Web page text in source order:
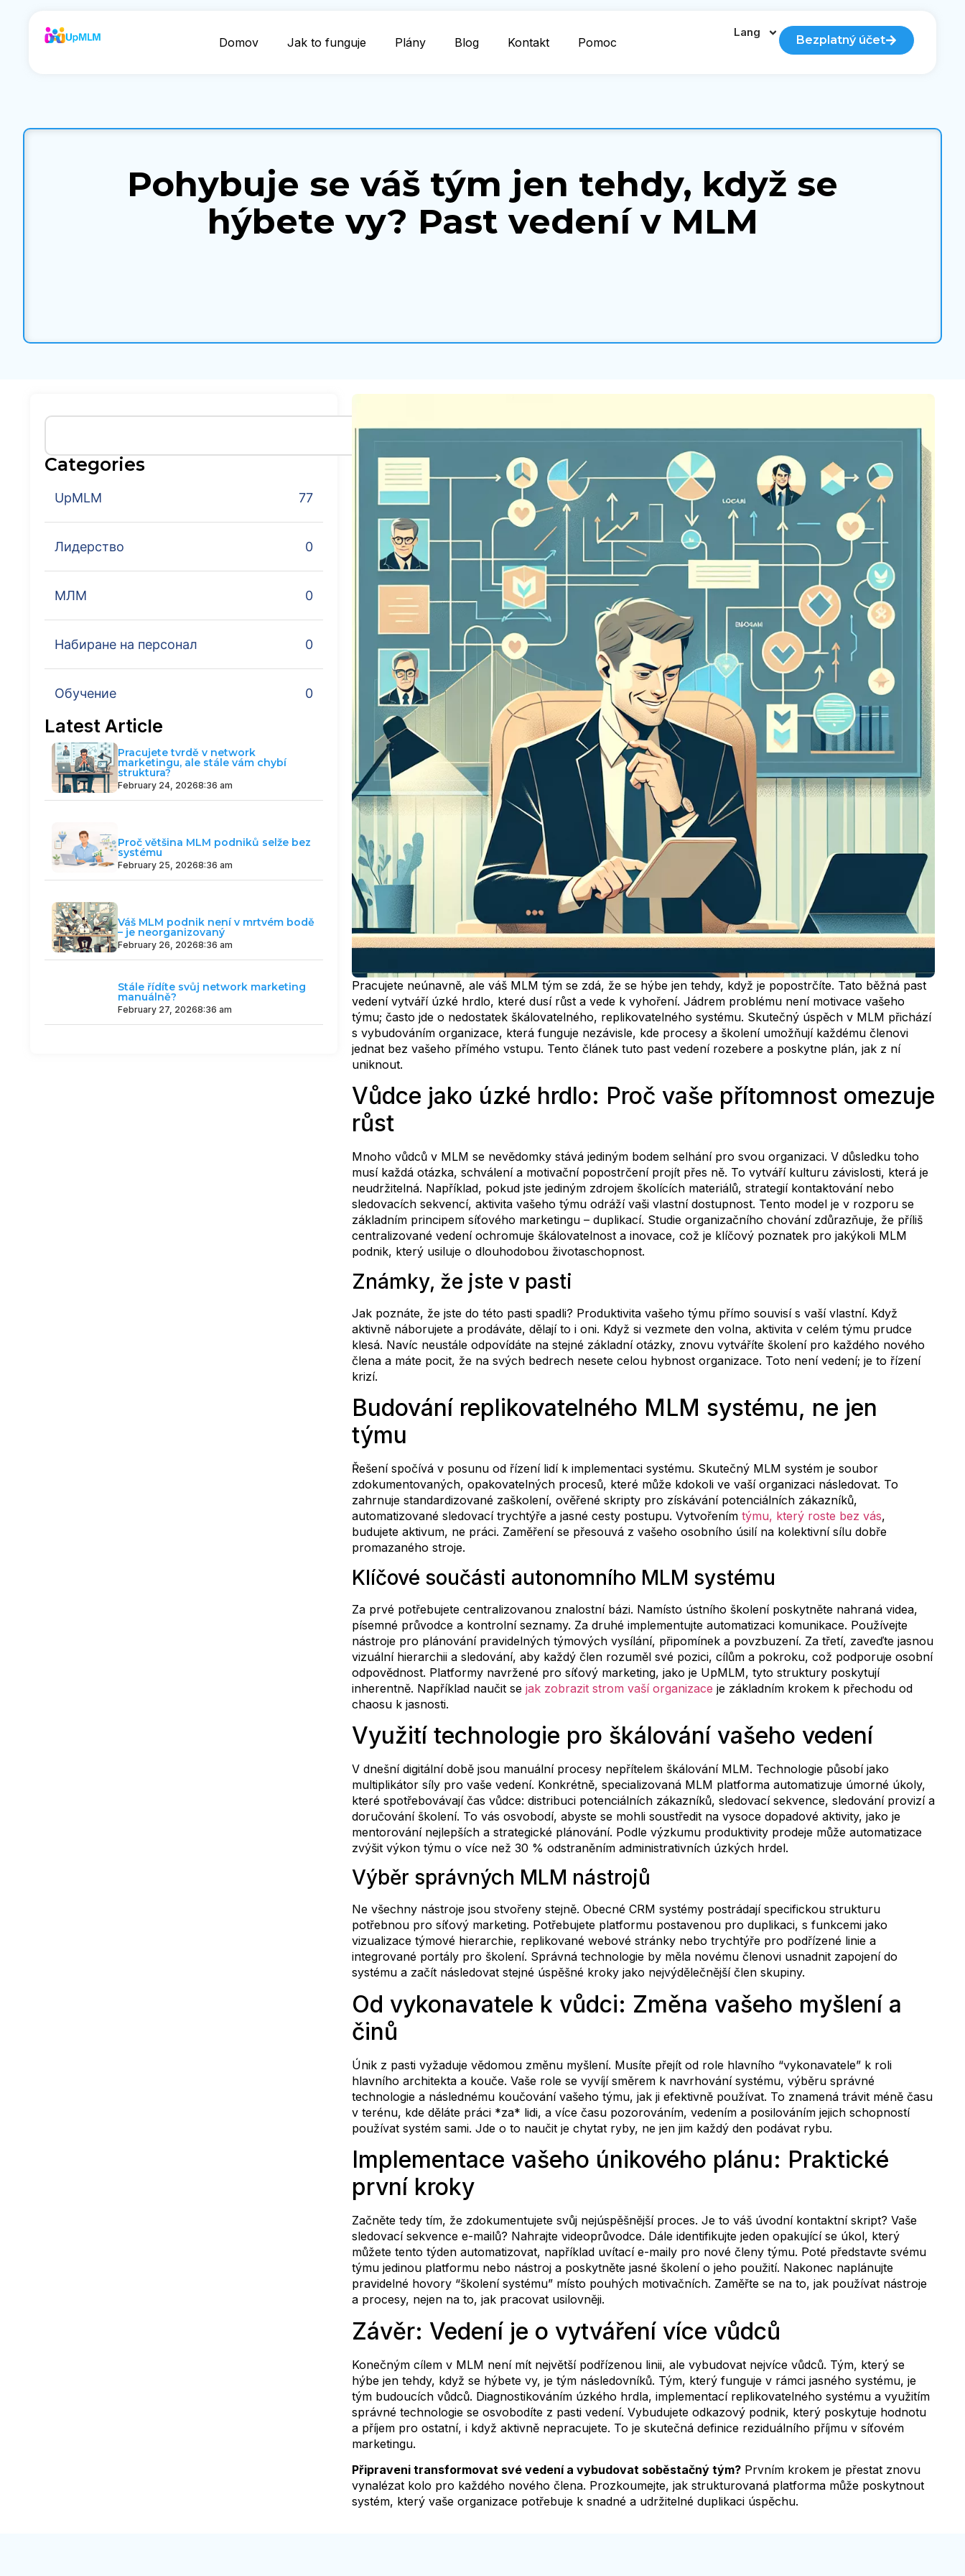
Domov Jak to funguje Plány Blog Kontakt Pomoc
Lang
Bezplatný účet
Pohybuje se váš tým jen tehdy, když se
hýbete vy? Past vedení v MLM
Categories
UpMLM 77
Лидерство 0
МЛМ 0
Набиране на персонал 0
Обучение 0
Latest Article
February 24, 20268:36 am
Pracujete tvrdě v network
marketingu, ale stále vám chybí
struktura?
February 25, 20268:36 am
Proč většina MLM podniků selže bez
systému
February 26, 20268:36 am
Váš MLM podnik není v mrtvém bodě
– je neorganizovaný
February 27, 20268:36 am
Stále řídíte svůj network marketing
manuálně?
Pracujete neúnavně, ale váš MLM tým se zdá, že se hýbe jen tehdy, když je popostrčíte. Tato běžná past
vedení vytváří úzké hrdlo, které dusí růst a vede k vyhoření. Jádrem problému není motivace vašeho
týmu; často jde o nedostatek škálovatelného, replikovatelného systému. Skutečný úspěch v MLM přichází
s vybudováním organizace, která funguje nezávisle, kde procesy a školení umožňují každému členovi
jednat bez vašeho přímého vstupu. Tento článek tuto past vedení rozebere a poskytne plán, jak z ní
uniknout.
Vůdce jako úzké hrdlo: Proč vaše přítomnost omezuje
růst
Mnoho vůdců v MLM se nevědomky stává jediným bodem selhání pro svou organizaci. V důsledku toho
musí každá otázka, schválení a motivační popostrčení projít přes ně. To vytváří kulturu závislosti, která je
neudržitelná. Například, pokud jste jediným zdrojem školících materiálů, strategií kontaktování nebo
sledovacích sekvencí, aktivita vašeho týmu odráží vaši vlastní dostupnost. Tento model je v rozporu se
základním principem síťového marketingu – duplikací. Studie organizačního chování zdůrazňuje, že příliš
centralizované vedení ochromuje škálovatelnost a inovace, což je klíčový poznatek pro jakýkoli MLM
podnik, který usiluje o dlouhodobou životaschopnost.
Známky, že jste v pasti
Jak poznáte, že jste do této pasti spadli? Produktivita vašeho týmu přímo souvisí s vaší vlastní. Když
aktivně náborujete a prodáváte, dělají to i oni. Když si vezmete den volna, aktivita v celém týmu prudce
klesá. Navíc neustále odpovídáte na stejné základní otázky, znovu vytváříte školení pro každého nového
člena a máte pocit, že na svých bedrech nesete celou hybnost organizace. Toto není vedení; je to řízení
krizí.
Budování replikovatelného MLM systému, ne jen
týmu
Řešení spočívá v posunu od řízení lidí k implementaci systému. Skutečný MLM systém je soubor
zdokumentovaných, opakovatelných procesů, které může kdokoli ve vaší organizaci následovat. To
zahrnuje standardizované zaškolení, ověřené skripty pro získávání potenciálních zákazníků,
automatizované sledovací trychtýře a jasné cesty postupu. Vytvořením týmu, který roste bez vás,
budujete aktivum, ne práci. Zaměření se přesouvá z vašeho osobního úsilí na kolektivní sílu dobře
promazaného stroje.
Klíčové součásti autonomního MLM systému
Za prvé potřebujete centralizovanou znalostní bázi. Namísto ústního školení poskytněte nahraná videa,
písemné průvodce a kontrolní seznamy. Za druhé implementujte automatizaci komunikace. Používejte
nástroje pro plánování pravidelných týmových vysílání, připomínek a povzbuzení. Za třetí, zaveďte jasnou
vizuální hierarchii a sledování, aby každý člen rozuměl své pozici, cílům a pokroku, což podporuje osobní
odpovědnost. Platformy navržené pro síťový marketing, jako je UpMLM, tyto struktury poskytují
inherentně. Například naučit se jak zobrazit strom vaší organizace je základním krokem k přechodu od
chaosu k jasnosti.
Využití technologie pro škálování vašeho vedení
V dnešní digitální době jsou manuální procesy nepřítelem škálování MLM. Technologie působí jako
multiplikátor síly pro vaše vedení. Konkrétně, specializovaná MLM platforma automatizuje úmorné úkoly,
které spotřebovávají čas vůdce: distribuci potenciálních zákazníků, sledovací sekvence, sledování provizí a
doručování školení. To vás osvobodí, abyste se mohli soustředit na vysoce dopadové aktivity, jako je
mentorování nejlepších a strategické plánování. Podle výzkumu produktivity prodeje může automatizace
zvýšit výkon týmu o více než 30 % odstraněním administrativních úzkých hrdel.
Výběr správných MLM nástrojů
Ne všechny nástroje jsou stvořeny stejně. Obecné CRM systémy postrádají specifickou strukturu
potřebnou pro síťový marketing. Potřebujete platformu postavenou pro duplikaci, s funkcemi jako
vizualizace týmové hierarchie, replikované webové stránky nebo trychtýře pro podřízené linie a
integrované portály pro školení. Správná technologie by měla novému členovi usnadnit zapojení do
systému a začít následovat stejné úspěšné kroky jako nejvýdělečnější člen skupiny.
Od vykonavatele k vůdci: Změna vašeho myšlení a
činů
Únik z pasti vyžaduje vědomou změnu myšlení. Musíte přejít od role hlavního “vykonavatele” k roli
hlavního architekta a kouče. Vaše role se vyvíjí směrem k navrhování systému, výběru správné
technologie a následnému koučování vašeho týmu, jak ji efektivně používat. To znamená trávit méně času
v terénu, kde děláte práci *za* lidi, a více času pozorováním, vedením a posilováním jejich schopností
používat systém sami. Jde o to naučit je chytat ryby, ne jen jim každý den podávat rybu.
Implementace vašeho únikového plánu: Praktické
první kroky
Začněte tedy tím, že zdokumentujete svůj nejúspěšnější proces. Je to váš úvodní kontaktní skript? Vaše
sledovací sekvence e-mailů? Nahrajte videoprůvodce. Dále identifikujte jeden opakující se úkol, který
můžete tento týden automatizovat, například uvítací e-maily pro nové členy týmu. Poté představte svému
týmu jedinou platformu nebo nástroj a poskytněte jasné školení o jeho použití. Nakonec naplánujte
pravidelné hovory “školení systému” místo pouhých motivačních. Zaměřte se na to, jak používat nástroje
a procesy, nejen na to, jak pracovat usilovněji.
Závěr: Vedení je o vytváření více vůdců
Konečným cílem v MLM není mít největší podřízenou linii, ale vybudovat nejvíce vůdců. Tým, který se
hýbe jen tehdy, když se hýbete vy, je tým následovníků. Tým, který funguje v rámci jasného systému, je
tým budoucích vůdců. Diagnostikováním úzkého hrdla, implementací replikovatelného systému a využitím
správné technologie se osvobodíte z pasti vedení. Vybudujete odkazový podnik, který poskytuje hodnotu
a příjem pro ostatní, i když aktivně nepracujete. To je skutečná definice reziduálního příjmu v síťovém
marketingu.
Připraveni transformovat své vedení a vybudovat soběstačný tým? Prvním krokem je přestat znovu
vynalézat kolo pro každého nového člena. Prozkoumejte, jak strukturovaná platforma může poskytnout
systém, který vaše organizace potřebuje k snadné a udržitelné duplikaci úspěchu.